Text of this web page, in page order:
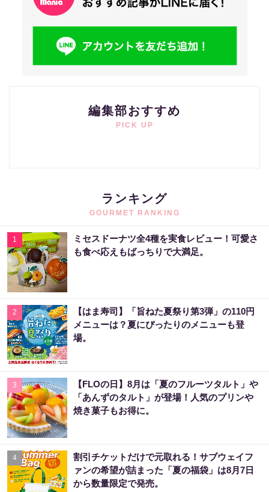
編集部おすすめ
PICK UP
ランキング
GOURMET RANKING
1
ミセスドーナツ全4種を実食レビュー！可愛さ
も食べ応えもばっちりで大満足。
2
【はま寿司】「旨ねた夏祭り第3弾」の110円
メニューは？夏にぴったりのメニューも登
場。
3
【FLOの日】8月は「夏のフルーツタルト」や
「あんずのタルト」が登場！人気のプリンや
焼き菓子もお得に。
4
割引チケットだけで元取れる！サブウェイフ
ァンの希望が詰まった「夏の福袋」は8月7日
から数量限定で発売。